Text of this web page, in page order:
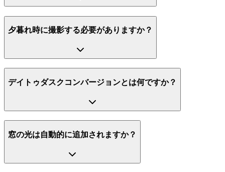
夕暮れ時に撮影する必要がありますか？
デイトゥダスクコンバージョンとは何ですか？
窓の光は自動的に追加されますか？